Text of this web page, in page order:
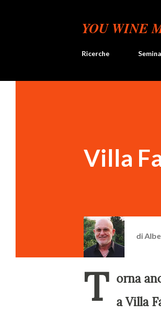
YOU WINE
Ricerche
Villa
di
T orna
a Villa